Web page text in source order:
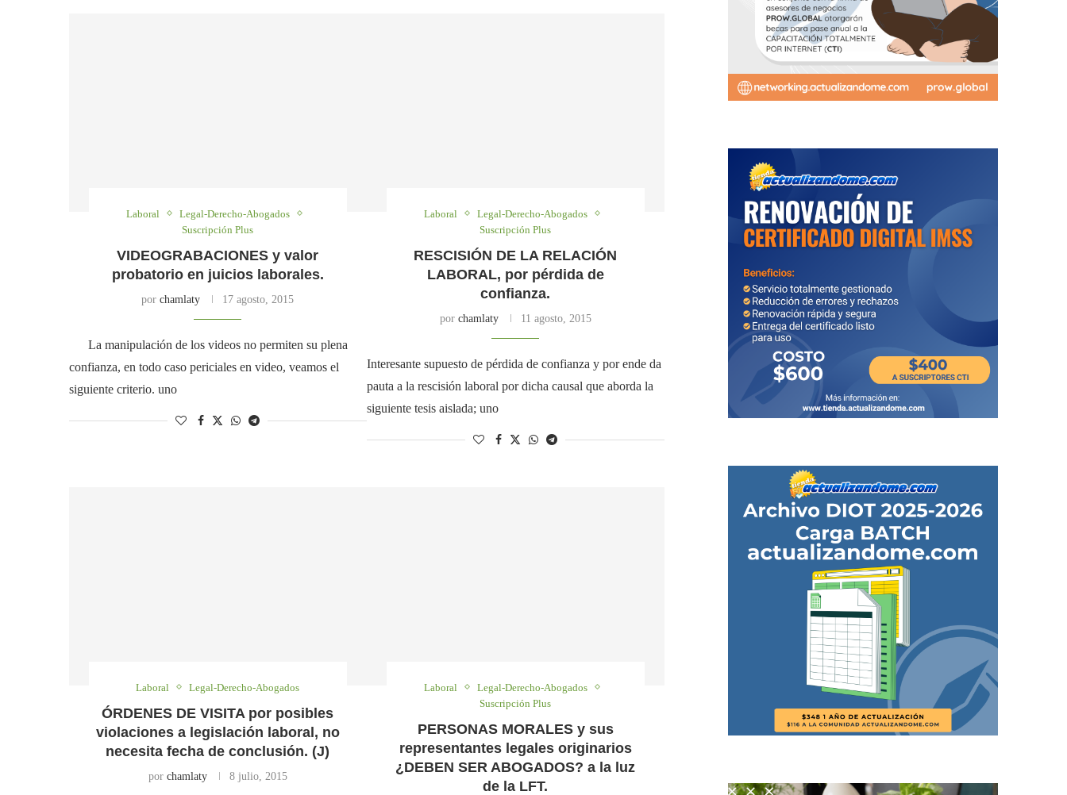
Laboral
Legal-Derecho-Abogados
Suscripción Plus
VIDEOGRABACIONES y valor
probatorio en juicios laborales.
porchamlaty 17 agosto, 2015
La manipulación de los videos no permiten su plena
confianza, en todo caso periciales en video, veamos el
siguiente criterio. uno
Laboral
Legal-Derecho-Abogados
Suscripción Plus
RESCISIÓN DE LA RELACIÓN
LABORAL, por pérdida de
confianza.
por chamlaty 11 agosto, 2015
Interesante supuesto de pérdida de confianza y por ende da
pauta a la rescisión laboral por dicha causal que aborda la
siguiente tesis aislada; uno
Laboral Legal-Derecho-Abogados
ÓRDENES DE VISITA por posibles
violaciones a legislación laboral, no
necesita fecha de conclusión. (J)
por chamlaty 8 julio, 2015
Laboral
Legal-Derecho-Abogados
Suscripción Plus
PERSONAS MORALES y sus
representantes legales originarios
¿DEBEN SER ABOGADOS? a la luz
de la LFT.